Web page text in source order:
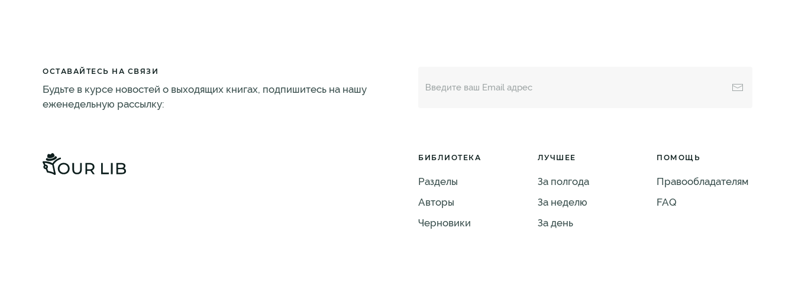
ОСТАВАЙТЕСЬ НА СВЯЗИ
Будьте в курсе новостей о выходящих книгах, подпишитесь на нашу
еженедельную рассылку:
БИБЛИОТЕКА
Разделы
Авторы
Черновики
ЛУЧШЕЕ
За полгода
За неделю
За день
ПОМОЩЬ
Правообладателям
FAQ